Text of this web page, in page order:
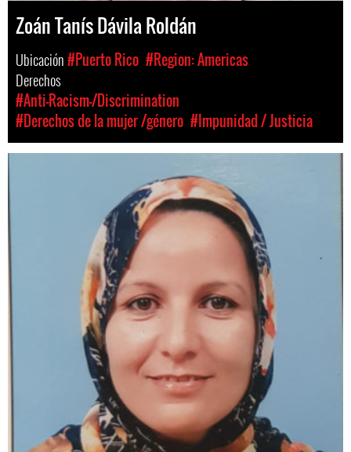
Zoán Tanís Dávila Roldán
Ubicación#Puerto Rico #Region: Americas
Derechos
#Anti-Racism-/Discrimination
#Derechos de la mujer /género #Impunidad / Justicia